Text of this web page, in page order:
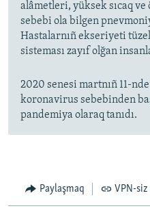
alâmetleri, yüksek sıcaq
sebebi ola bilgen
Hastalarnıñ ekseriyeti
sisteması zayıf olğan
2020 senesi martnıñ 11-
koronavirus sebebinden
pandemiya olaraq tanıdı.
Paylaşmaq VPN-siz